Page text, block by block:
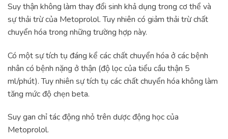
Suy thận không làm thay đổi sinh khả dụng trong cơ thể và
sự thải trừ của Metoprolol. Tuy nhiên có giảm thải trừ chất
chuyển hóa trong những trường hợp này.
Có một sự tích tụ đáng kể các chất chuyển hóa ở các bệnh
nhân có bệnh nặng ở thận (độ lọc của tiểu cầu thận 5
ml/phút). Tuy nhiên sự tích tụ các chất chuyển hóa không làm
tăng mức độ chẹn beta.
Suy gan chỉ tác động nhỏ trên dược động học của
Metoprolol.